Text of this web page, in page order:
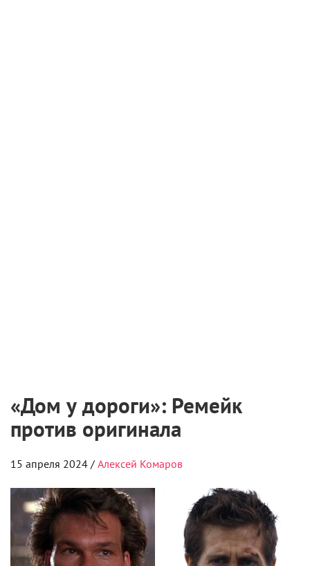
«Дом у дороги»: Ремейк
против оригинала
15 апреля 2024 / Алексей Комаров